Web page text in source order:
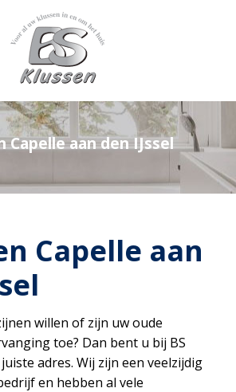
Capelle aan den IJssel
Capelle aan
willen of zijn uw oude
toe? Dan bent u bij BS
adres. Wij zijn een veelzijdig
en hebben al vele